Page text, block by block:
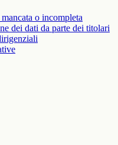
o incompleta
dei dati da parte dei titolari